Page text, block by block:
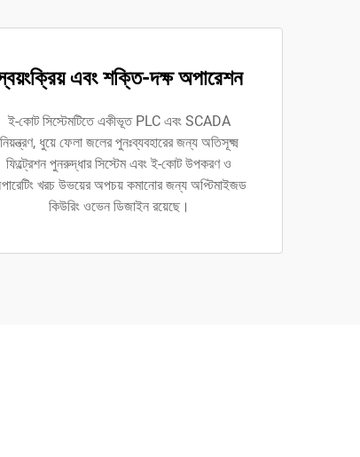
এবং শক্তি-দক্ষ অপারেশন
ই-কোট সিস্টেমটিতে একীভূত PLC এবং SCADA
নিয়ন্ত্রণ, ধুয়ে ফেলা জলের পুনঃব্যবহারের জন্য অতিসূক্ষ্ম
ফিল্ট্রেশন পুনরুদ্ধার সিস্টেম এবং ই-কোট উপকরণ ও
খরচ উভয়ের অপচয় কমানোর জন্য অপ্টিমাইজড
কিউরিং ওভেন ডিজাইন রয়েছে।